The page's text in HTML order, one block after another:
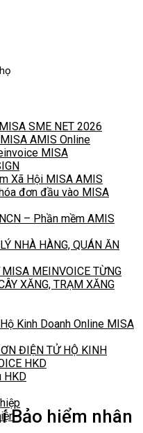
SME NET 2026
AMIS Online
MISA
Xã Hội MISA AMIS
đơn đầu vào MISA
– Phần mềm AMIS
NHÀ HÀNG, QUÁN ĂN
MEINVOICE TỪNG
XĂNG, TRẠM XĂNG
Kinh Doanh Online MISA
ĐIỆN TỬ HỘ KINH
HKD
HKD
Bảo hiểm nhân